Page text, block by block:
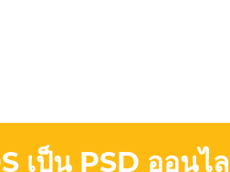
เป็น PSD ออนไ